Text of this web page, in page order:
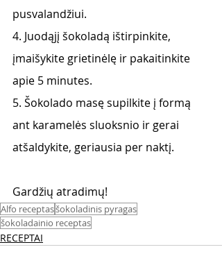
pusvalandžiui.
4. Juodąjį šokoladą ištirpinkite,
įmaišykite grietinėlę ir pakaitinkite
apie 5 minutes.
5. Šokolado masę supilkite į formą
ant karamelės sluoksnio ir gerai
atšaldykite, geriausia per naktį.
Gardžių atradimų!
Alfo receptasšokoladinis pyragas
šokoladainio receptas
RECEPTAI